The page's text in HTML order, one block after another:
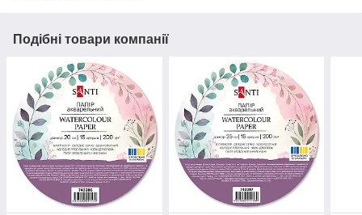
Подібні товари компанії